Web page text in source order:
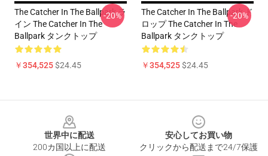
The Catcher In The Ballpark ラ
イン The Catcher In The
Ballpark タンクトップ
￥354,525$24.45
-20%
The Catcher In The Ballpark ド
ロップ The Catcher In The
Ballpark タンクトップ
￥354,525$24.45
-20%
世界中に配送
200カ国以上に配送
安心してお買い物
クリックから配送まで24/7保護